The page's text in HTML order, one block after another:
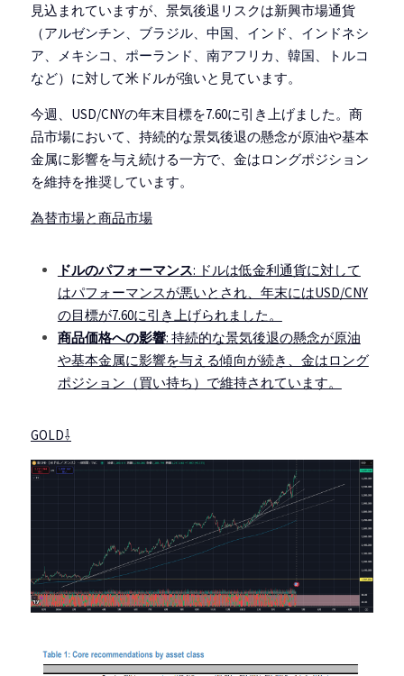
見込まれていますが、景気後退リスクは新興市場通貨
（アルゼンチン、ブラジル、中国、インド、インドネシ
ア、メキシコ、ポーランド、南アフリカ、韓国、トルコ
など）に対して米ドルが強いと見ています。
今週、USD/CNYの年末目標を7.60に引き上げました。商
品市場において、持続的な景気後退の懸念が原油や基本
金属に影響を与え続ける一方で、金はロングポジション
を維持を推奨しています。
為替市場と商品市場
ドルのパフォーマンス: ドルは低金利通貨に対して
はパフォーマンスが悪いとされ、年末にはUSD/CNY
の目標が7.60に引き上げられました。
商品価格への影響: 持続的な景気後退の懸念が原油
や基本金属に影響を与える傾向が続き、金はロング
ポジション（買い持ち）で維持されています。
GOLD⇩